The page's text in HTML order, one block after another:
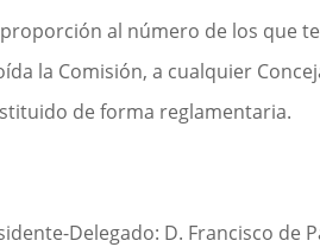
al número de los que
la Comisión, a cualquier
de forma reglamentaria.
Delegado: D. Francisco de